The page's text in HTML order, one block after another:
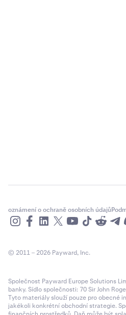
oznámení o ochraně osobních údajů
© 2011 – 2026 Payward, Inc.
Společnost Payward Europe Solutions
banky. Sídlo společnosti: 70 Sir John
Tyto materiály slouží pouze pro obecné
jakékoli konkrétní obchodní strategie.